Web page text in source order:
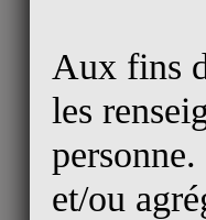
Aux fins
les
et/ou